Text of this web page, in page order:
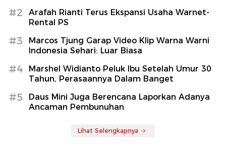
#2
Arafah Rianti Terus Ekspansi Usaha Warnet-
Rental PS
#3
Marcos Tjung Garap Video Klip Warna Warni
Indonesia Sehari: Luar Biasa
#4
Marshel Widianto Peluk Ibu Setelah Umur 30
Tahun, Perasaannya Dalam Banget
#5
Daus Mini Juga Berencana Laporkan Adanya
Ancaman Pembunuhan
Lihat Selengkapnya